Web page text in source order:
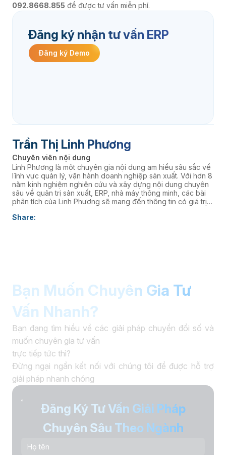
092.8668.855 để được tư vấn miễn phí.
Đăng ký nhận tư vấn ERP
Đăng ký Demo
Trần Thị Linh Phương
Chuyên viên nội dung
Linh Phương là một chuyên gia nội dung am hiểu sâu sắc về
lĩnh vực quản lý, vận hành doanh nghiệp sản xuất. Với hơn 8
năm kinh nghiệm nghiên cứu và xây dựng nội dung chuyên
sâu về quản trị sản xuất, ERP, nhà máy thông minh, các bài
phân tích của Linh Phương sẽ mang đến thông tin có giá trị
thúc đẩy chuyển đổi số. âaaa
Share:
Bạn Muốn Chuyên Gia Tư
Vấn Nhanh?
Bạn đang tìm hiểu về các giải pháp chuyển đổi số và
muốn chuyên gia tư vấn
trực tiếp tức thì?
Đừng ngại ngần kết nối với chúng tôi để được hỗ trợ
giải pháp nhanh chóng
Đăng Ký Tư Vấn Giải Pháp
Chuyên Sâu Theo Ngành